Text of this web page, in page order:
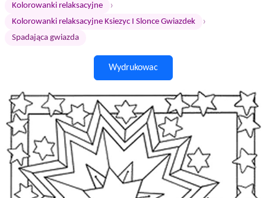
Kolorowanki relaksacyjne ›
Kolorowanki relaksacyjne Ksiezyc I Slonce Gwiazdek ›
Spadająca gwiazda
Wydrukowac